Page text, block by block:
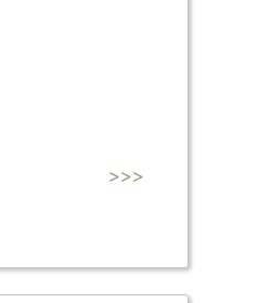
>>>